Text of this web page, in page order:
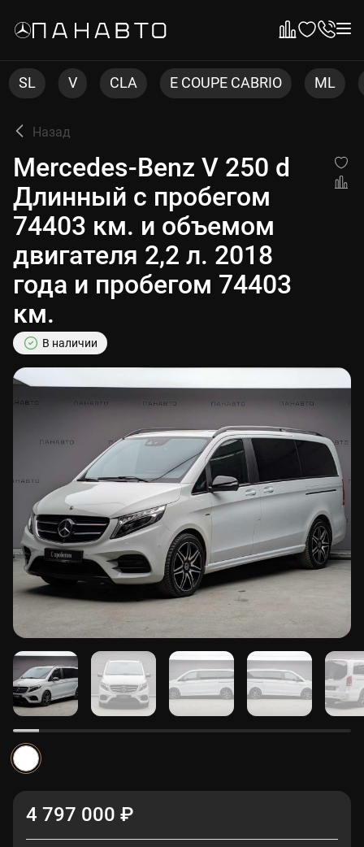
E COUPE CABRIO ML CLS C COUPE
Назад
Mercedes-Benz V 250 d
Длинный с пробегом
74403 км. и объемом
двигателя 2,2 л. 2018
года и пробегом 74403
км.
В наличии
4 797 000 ₽